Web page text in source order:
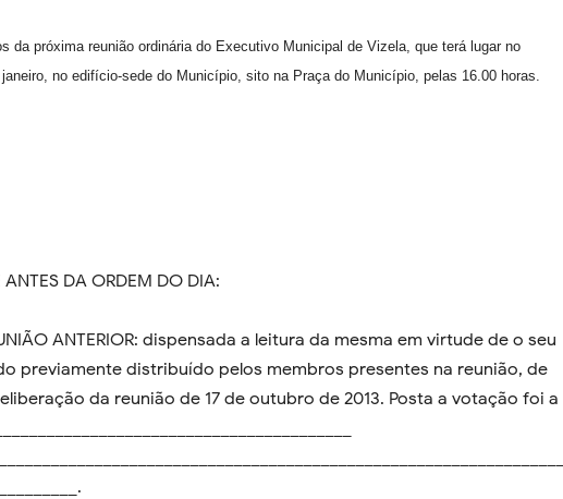
da próxima reunião ordinária do Executivo Municipal de Vizela, que terá lugar no
, no edifício-sede do Município, sito na Praça do Município, pelas 16.00 horas.
ANTES DA ORDEM DO DIA:
ANTERIOR: dispensada a leitura da mesma em virtude de o seu
previamente distribuído pelos membros presentes na reunião, de
da reunião de 17 de outubro de 2013. Posta a votação foi a